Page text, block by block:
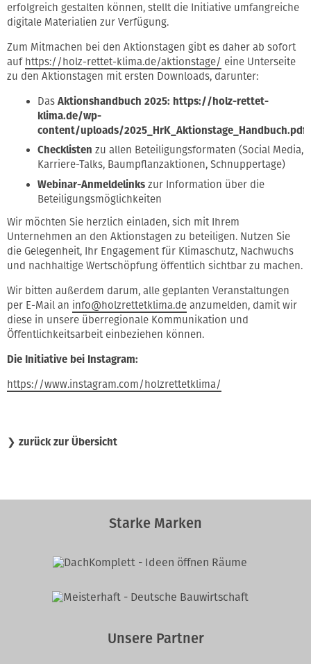
erfolgreich gestalten können, stellt die Initiative umfangreiche
digitale Materialien zur Verfügung.
Zum Mitmachen bei den Aktionstagen gibt es daher ab sofort
auf https://holz-rettet-klima.de/aktionstage/ eine Unterseite
zu den Aktionstagen mit ersten Downloads, darunter:
Das Aktionshandbuch 2025: https://holz-rettet-
klima.de/wp-
content/uploads/2025_HrK_Aktionstage_Handbuch.pdf
Checklisten zu allen Beteiligungsformaten (Social Media,
Karriere-Talks, Baumpflanzaktionen, Schnuppertage)
Webinar-Anmeldelinks zur Information über die
Beteiligungsmöglichkeiten
Wir möchten Sie herzlich einladen, sich mit Ihrem
Unternehmen an den Aktionstagen zu beteiligen. Nutzen Sie
die Gelegenheit, Ihr Engagement für Klimaschutz, Nachwuchs
und nachhaltige Wertschöpfung öffentlich sichtbar zu machen.
Wir bitten außerdem darum, alle geplanten Veranstaltungen
per E-Mail an info@holzrettetklima.de anzumelden, damit wir
diese in unsere überregionale Kommunikation und
Öffentlichkeitsarbeit einbeziehen können.
Die Initiative bei Instagram:
https://www.instagram.com/holzrettetklima/
❯ zurück zur Übersicht
Starke Marken
Unsere Partner